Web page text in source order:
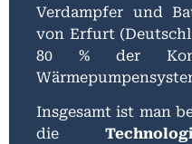
Verdampfer und
von Erfurt
80 % der
Insgesamt ist man
die